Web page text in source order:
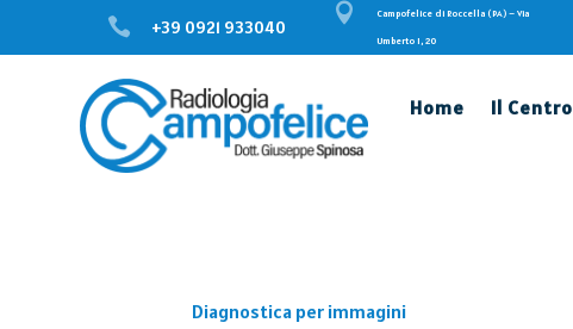
 +39 0921 933040
 Campofelice di Roccella (PA) – Via
Umberto I, 20
Home Il Centro
Diagnostica per immagini